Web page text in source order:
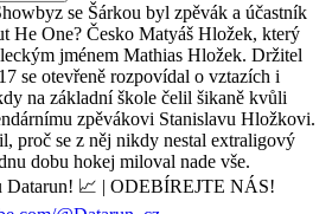
se Šárkou byl zpěvák a účastník
He One? Česko Matyáš Hložek, který
jménem Mathias Hložek. Držitel
se otevřeně rozpovídal o vztazích i
na základní škole čelil šikaně kvůli
zpěvákovi Stanislavu Hložkovi.
proč se z něj nikdy nestal extraligový
dobu hokej miloval nade vše.
Datarun! 📈 | ODEBÍREJTE NÁS!